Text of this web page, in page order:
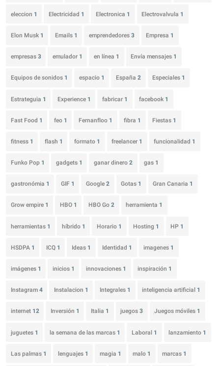
eleccion 1 Electricidad 1 Electronica 1 Electrovalvula 1
Elon Musk 1 Emails 1 emprendedores 3 Empresa 1
empresas 3 emulador 1 en línea 1 Envía mensajes 1
Equipos de sonidos 1 espacio 1 España 2 Especiales 1
Estrateguia 1 Experience 1 fabricar 1 facebook 1
Fast Food 1 feo 1 Fernanfloo 1 fibra 1 Fiestas 1
fitness 1 flash 1 formato 1 freelancer 1 funcionalidad 1
Funko Pop 1 gadgets 1 ganar dinero 2 gas 1
gastronómia 1 GIF 1 Google 2 Gotas 1 Gran Canaria 1
Grow empire 1 HBO 1 HBO Go 2 herramienta 1
herramientas 1 híbrido 1 Horario 1 Hosting 1 HP 1
HSDPA 1 ICQ 1 Ideas 1 Identidad 1 imagenes 1
imágenes 1 inicios 1 innovaciones 1 inspiración 1
Instagram 4 Instalacion 1 Integrales 1 inteligencia artificial 1
internet 12 Inversión 1 Italia 1 juegos3 Juegos móviles 1
juguetes 1 la semana de las marcas 1 Laboral 1 lanzamiento 1
Las palmas 1 lenguajes 1 magia 1 malo 1 marcas 1